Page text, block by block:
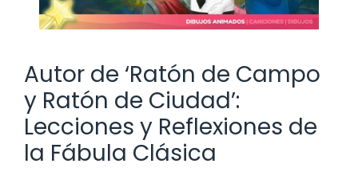
Autor de ‘Ratón de Campo
y Ratón de Ciudad’:
Lecciones y Reflexiones de
la Fábula Clásica